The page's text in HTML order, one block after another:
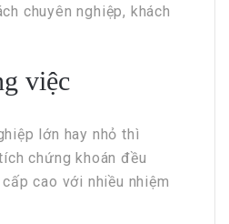
chuyên nghiệp, khách
việc
lớn hay nhỏ thì
chứng khoán đều
cao với nhiều nhiệm